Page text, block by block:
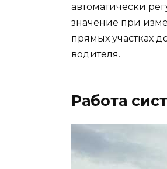
автоматически
значение при
прямых участках
водителя.
Работа